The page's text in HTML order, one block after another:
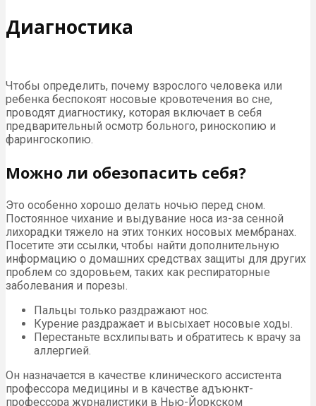
Диагностика
Чтобы определить, почему взрослого человека или
ребенка беспокоят носовые кровотечения во сне,
проводят диагностику, которая включает в себя
предварительный осмотр больного, риноскопию и
фарингоскопию.
Можно ли обезопасить себя?
Это особенно хорошо делать ночью перед сном.
Постоянное чихание и выдувание носа из-за сенной
лихорадки тяжело на этих тонких носовых мембранах.
Посетите эти ссылки, чтобы найти дополнительную
информацию о домашних средствах защиты для других
проблем со здоровьем, таких как респираторные
заболевания и порезы.
Пальцы только раздражают нос.
Курение раздражает и высыхает носовые ходы.
Перестаньте всхлипывать и обратитесь к врачу за
аллергией.
Он назначается в качестве клинического ассистента
профессора медицины и в качестве адъюнкт-
профессора журналистики в Нью-Йоркском